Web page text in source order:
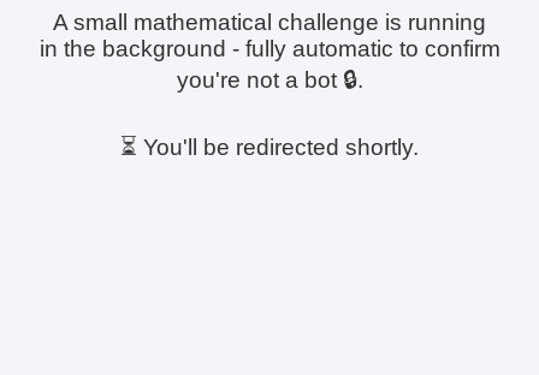
A small mathematical challenge is running
in the background - fully automatic to confirm
you're not a bot 🔒.
⏳ You'll be redirected shortly.